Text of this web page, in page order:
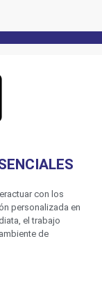
con los
personalizada en
el trabajo
de